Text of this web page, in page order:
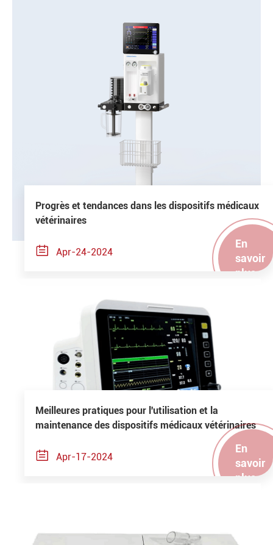
Progrès et tendances dans les dispositifs médicaux
vétérinaires
 Apr-24-2024
En
savoir
plus
Meilleures pratiques pour l'utilisation et la
maintenance des dispositifs médicaux vétérinaires
 Apr-17-2024
En
savoir
plus